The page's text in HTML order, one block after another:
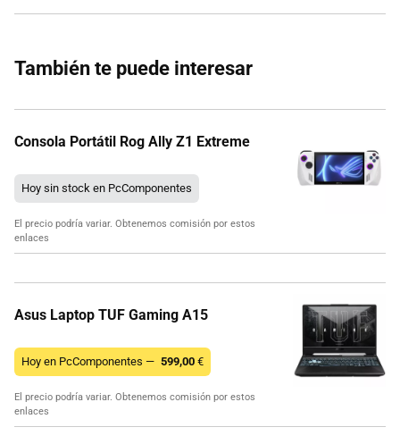
También te puede interesar
Consola Portátil Rog Ally Z1 Extreme
Hoy sin stock en PcComponentes
El precio podría variar. Obtenemos comisión por estos
enlaces
Asus Laptop TUF Gaming A15
Hoy en PcComponentes — 599,00 €
El precio podría variar. Obtenemos comisión por estos
enlaces